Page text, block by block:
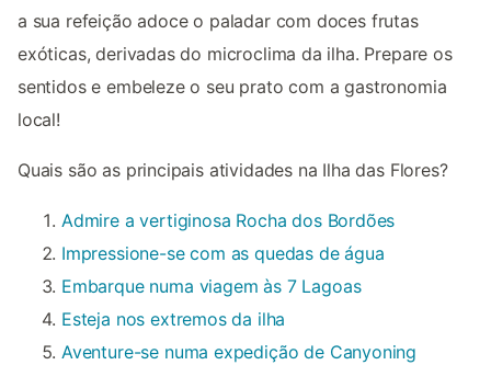
a sua refeição adoce o paladar com doces frutas
exóticas, derivadas do microclima da ilha. Prepare os
sentidos e embeleze o seu prato com a gastronomia
local!
Quais são as principais atividades na Ilha das Flores?
Admire a vertiginosa Rocha dos Bordões
Impressione-se com as quedas de água
Embarque numa viagem às 7 Lagoas
Esteja nos extremos da ilha
Aventure-se numa expedição de Canyoning